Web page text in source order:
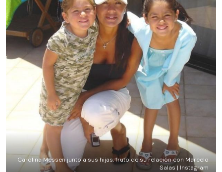
Carolina Messen junto a sus hijas, fruto de su relación con Marcelo
Salas | Instagram